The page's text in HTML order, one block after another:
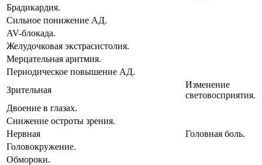
Брадикардия.
Сильное понижение АД.
AV-блокада.
Желудочковая экстрасистолия.
Мерцательная аритмия.
Периодическое повышение АД.
Зрительная
Изменение
световосприятия.
Двоение в глазах.
Снижение остроты зрения.
Нервная
Головная боль.
Головокружение.
Обмороки.